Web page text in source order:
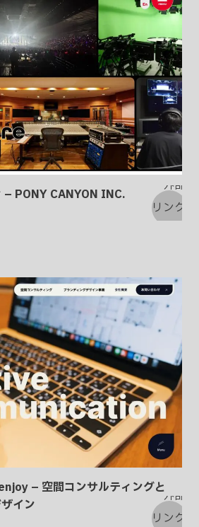
– PONY CANYON INC.
– 空間コンサルティングと
イン